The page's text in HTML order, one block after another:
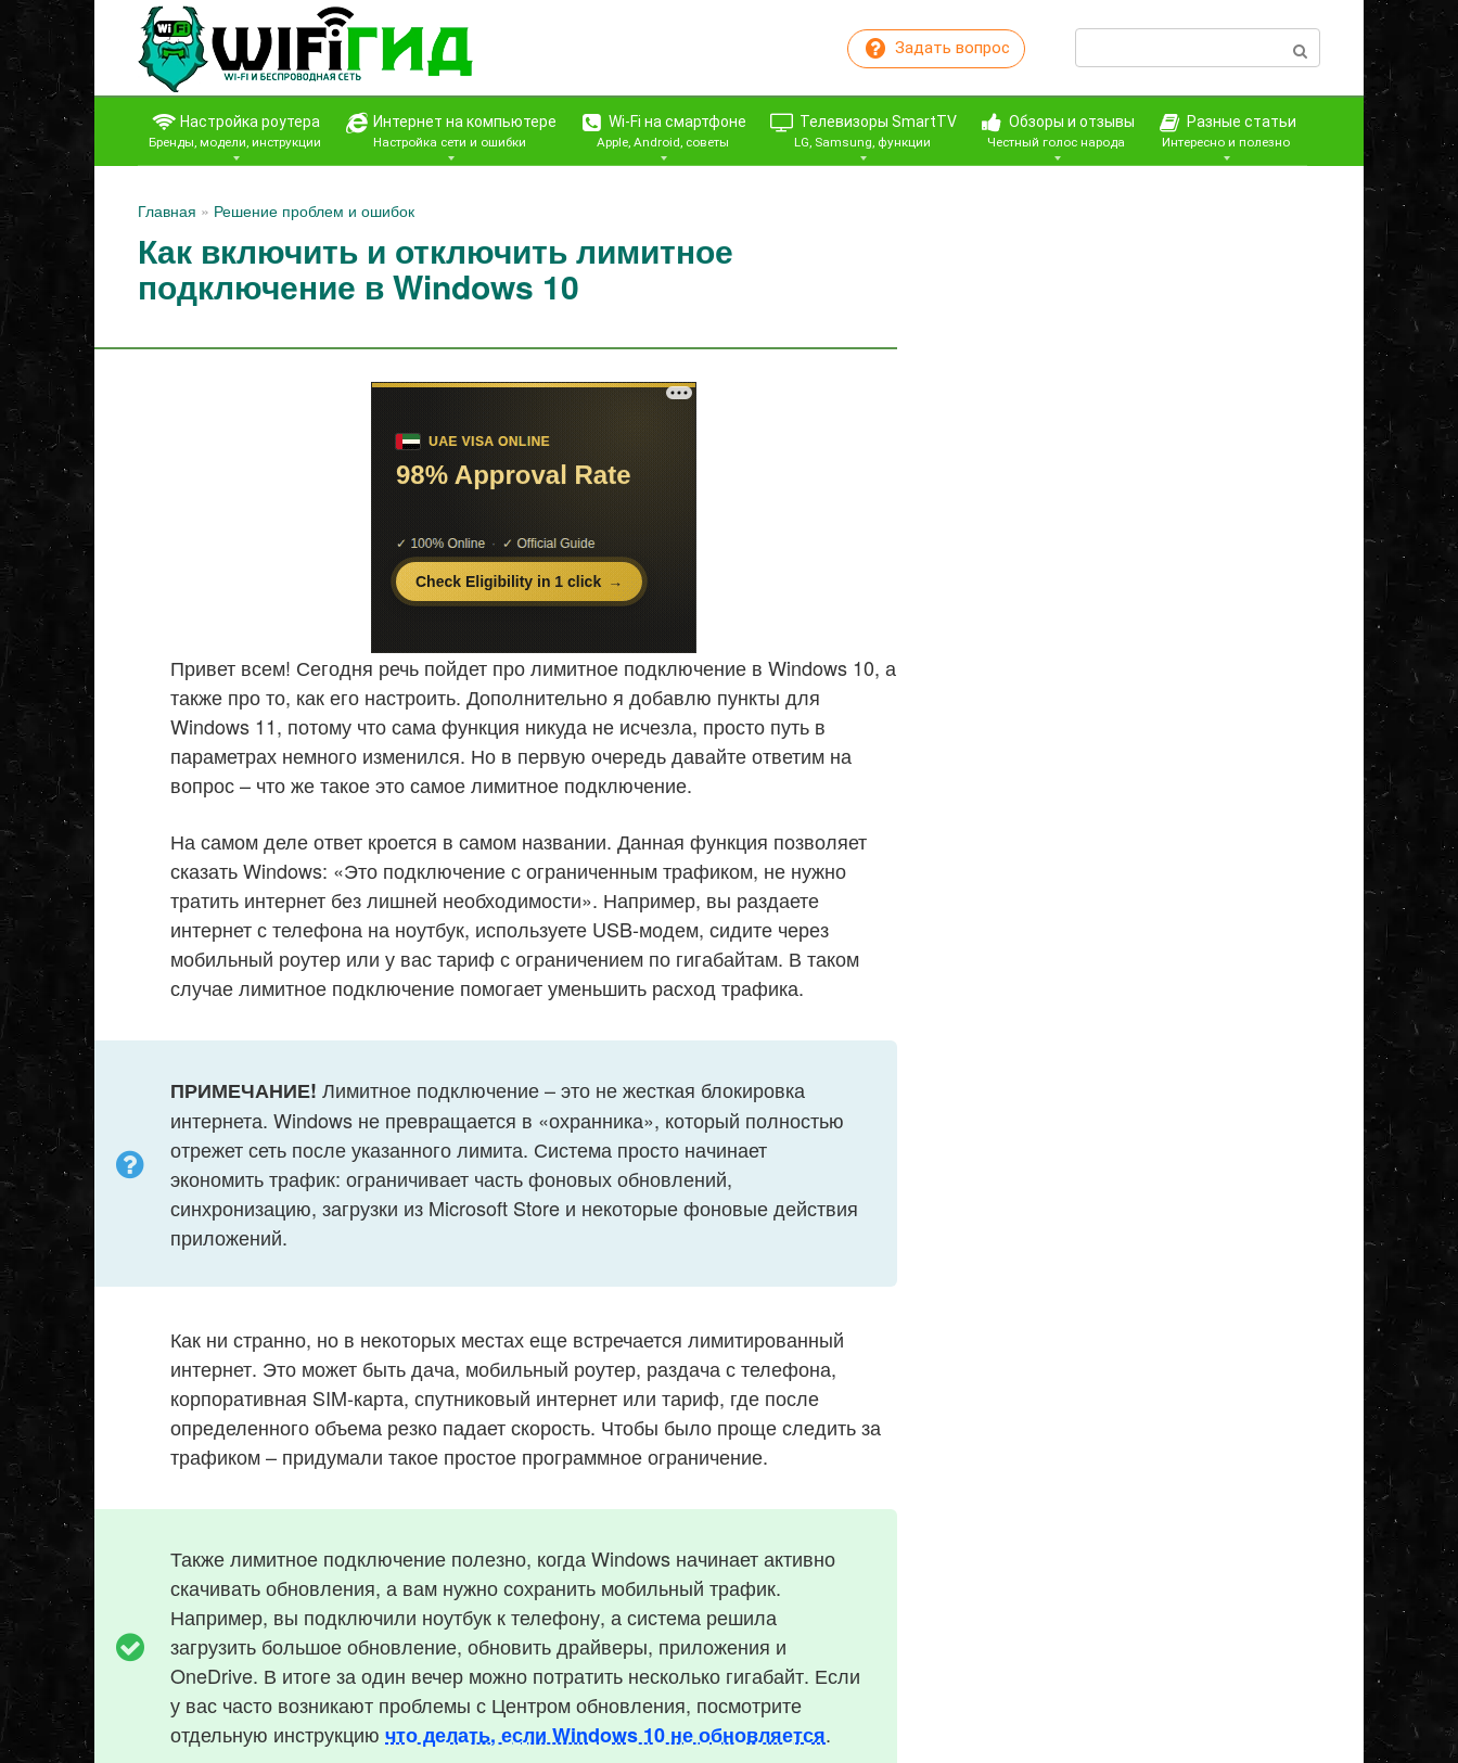
Перейти
контенту
Задать вопрос Поиск:
Настройка роутера
Бренды, модели, инструкции
Интернет на компьютере
Настройка сети и ошибки
Wi-Fi на смартфоне
Apple, Android, советы
Телевизоры SmartTV
LG, Samsung, функции
Обзоры и отзывы
Честный голос народа
Разные статьи
Интересно и полезно
Главная » Решение проблем и ошибок
Как включить и отключить лимитное
подключение в Windows 10
Привет всем! Сегодня речь пойдет про лимитное подключение в Windows 10, а
также про то, как его настроить. Дополнительно я добавлю пункты для
Windows 11, потому что сама функция никуда не исчезла, просто путь в
параметрах немного изменился. Но в первую очередь давайте ответим на
вопрос – что же такое это самое лимитное подключение.
На самом деле ответ кроется в самом названии. Данная функция позволяет
сказать Windows: «Это подключение с ограниченным трафиком, не нужно
тратить интернет без лишней необходимости». Например, вы раздаете
интернет с телефона на ноутбук, используете USB-модем, сидите через
мобильный роутер или у вас тариф с ограничением по гигабайтам. В таком
случае лимитное подключение помогает уменьшить расход трафика.
ПРИМЕЧАНИЕ! Лимитное подключение – это не жесткая блокировка
интернета. Windows не превращается в «охранника», который полностью
отрежет сеть после указанного лимита. Система просто начинает
экономить трафик: ограничивает часть фоновых обновлений,
синхронизацию, загрузки из Microsoft Store и некоторые фоновые действия
приложений.
Как ни странно, но в некоторых местах еще встречается лимитированный
интернет. Это может быть дача, мобильный роутер, раздача с телефона,
корпоративная SIM-карта, спутниковый интернет или тариф, где после
определенного объема резко падает скорость. Чтобы было проще следить за
трафиком – придумали такое простое программное ограничение.
Также лимитное подключение полезно, когда Windows начинает активно
скачивать обновления, а вам нужно сохранить мобильный трафик.
Например, вы подключили ноутбук к телефону, а система решила
загрузить большое обновление, обновить драйверы, приложения и
OneDrive. В итоге за один вечер можно потратить несколько гигабайт. Если
у вас часто возникают проблемы с Центром обновления, посмотрите
отдельную инструкцию что делать, если Windows 10 не обновляется.